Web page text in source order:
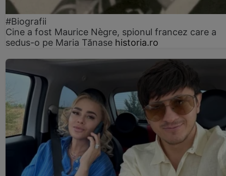
#Biografii
Cine a fost Maurice Nègre, spionul francez care a
sedus-o pe Maria Tănase historia.ro